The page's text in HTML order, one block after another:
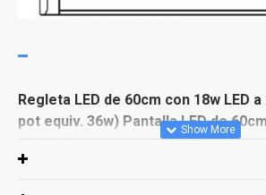
Regleta LED de 60cm con 18w LED a
pot equiv. 36w) Pantalla LED de
Ideal regleta LED
armarios, trasteros, lavaderos, etc. (